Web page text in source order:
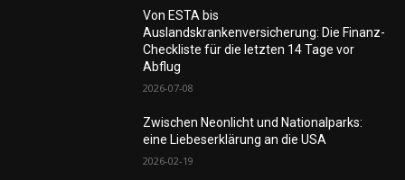
Von ESTA bis
Auslandskrankenversicherung: Die Finanz-
Checkliste für die letzten 14 Tage vor
Abflug
2026-07-08
Zwischen Neonlicht und Nationalparks:
eine Liebeserklärung an die USA
2026-02-19